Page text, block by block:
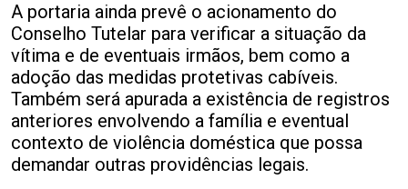
A portaria ainda prevê o acionamento do
Conselho Tutelar para verificar a situação da
vítima e de eventuais irmãos, bem como a
adoção das medidas protetivas cabíveis.
Também será apurada a existência de registros
anteriores envolvendo a família e eventual
contexto de violência doméstica que possa
demandar outras providências legais.